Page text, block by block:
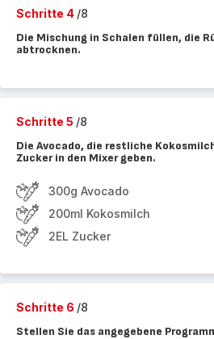
Schritte 4 /8
Die Mischung in Schalen füllen, die
abtrocknen.
Schritte 5 /8
Die Avocado, die restliche
Zucker in den Mixer geben.
300g Avocado
200ml Kokosmilch
2EL Zucker
Schritte 6 /8
Stellen Sie das angegebene